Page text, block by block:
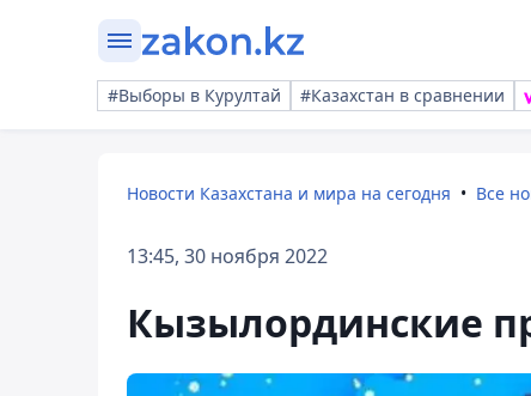
#Выборы в Курултай #Казахстан в сравнении
Новости Казахстана и мира на сегодня Все
13:45, 30 ноября 2022
Кызылординские